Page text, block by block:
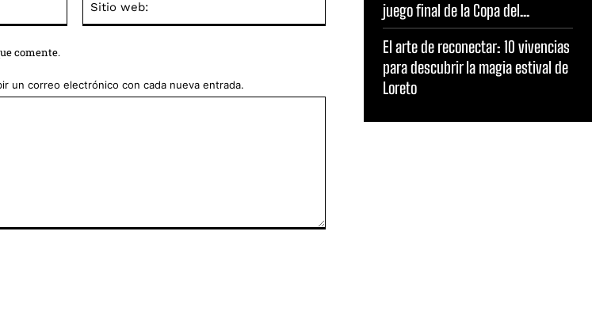
electrónico:*
comente.
un correo electrónico con cada nueva entrada.
juego final de la Copa del...
El arte de reconectar: 10 vivencias
para descubrir la magia estival de
Loreto